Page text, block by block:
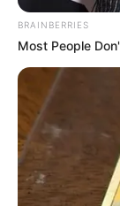
BRAINBERRIES
Most People